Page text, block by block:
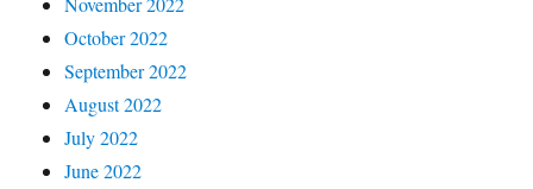
October 2022
September 2022
August 2022
July 2022
June 2022